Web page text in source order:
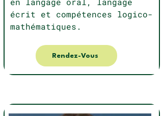
écrit et compétences logico-
mathématiques.
Rendez-Vous